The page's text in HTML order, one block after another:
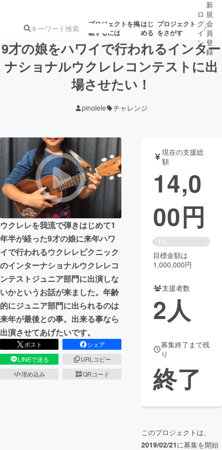
プロジェクトを掲
載するには
はじ
める
プロジェクト
をさがす
注目の新着プロ募集終了が近いプ
テクノロジー・ガジェット
映像・映画 書籍・雑誌
ビジネス・起業 チャレンジ
まちづくり・地域活性化
CAMPFIRE for Social Good
CAMPFIRE Creation
CAMPFIREふるさと納税machi-ya コミュニティ
ロ
グ
イ
ン
/
新
規
会
員
登
録
9才の娘をハワイで行われるインター
ナショナルウクレレコンテストに出
場させたい！
pinolele チャレンジ
ウクレレを我流で弾きはじめて1
年半が経った9才の娘に来年ハワ
イで行われるウクレレピクニック
のインターナショナルウクレレコ
ンテストジュニア部門に出演しな
いかというお話が来ました。年齢
的にジュニア部門に出られるのは
来年が最後との事。出来る事なら
出演させてあげたいです。
ポスト
シェア
LINEで送る
URLコピー
埋め込み
QRコード
現在の支援総
額
14,0
00円
1%
目標金額は
1,000,000円
支援者数
2人
募集終了まで残
り
終了
このプロジェクトは、
2019/02/21に募集を開始